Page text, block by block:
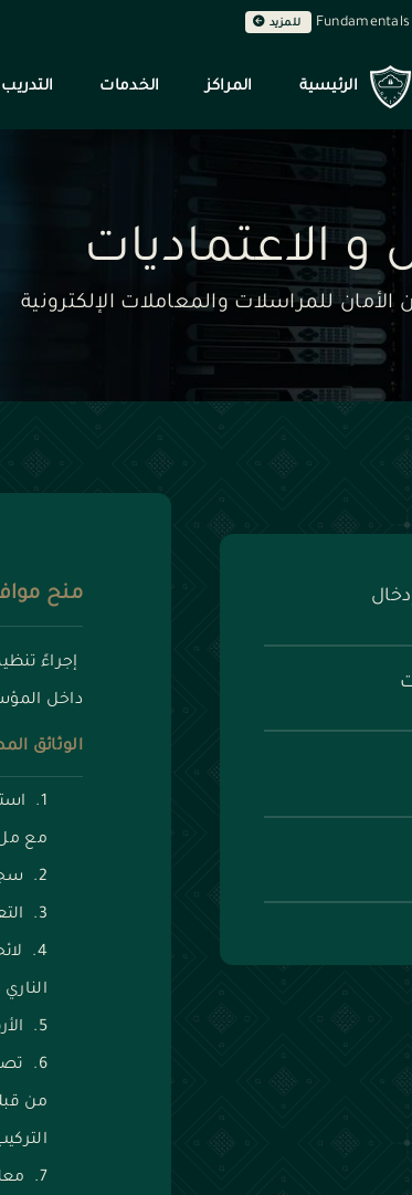
للمزيد
الرئيسية المراكز الخدمات التدريب
و الاعتماديات
للمراسلات والمعاملات الإلكترونية
منح
إجراءً
داخل
الوثائق
مع
من